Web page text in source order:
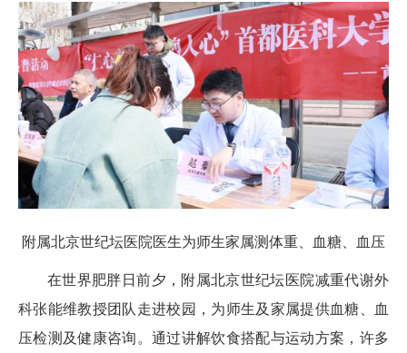
附属北京世纪坛医院医生为师生家属测体重、血糖、血压
在世界肥胖日前夕，附属北京世纪坛医院减重代谢外
科张能维教授团队走进校园，为师生及家属提供血糖、血
压检测及健康咨询。通过讲解饮食搭配与运动方案，许多